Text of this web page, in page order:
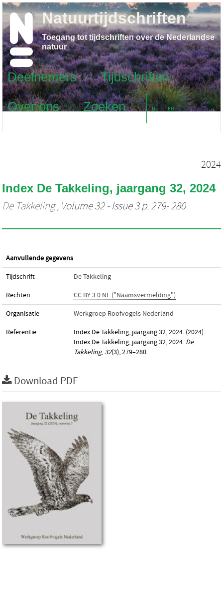
Deelnemers
Tijdschriften
Over ons
Zoeken NL EN
Natuurtijdschriften
Toegang tot tijdschriften over de Nederlandse
natuur
2024
Index De Takkeling, jaargang 32, 2024
De Takkeling, Volume 32 - Issue 3 p. 279- 280
Aanvullende gegevens
Tijdschrift De Takkeling
Rechten CC BY 3.0 NL ("Naamsvermelding")
Organisatie Werkgroep Roofvogels Nederland
Referentie
Index De Takkeling, jaargang 32, 2024. (2024).
Index De Takkeling, jaargang 32, 2024. De
Takkeling, 32(3), 279–280.
Download PDF